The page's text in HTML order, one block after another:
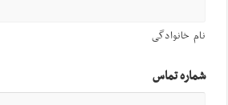
نام خانوادگی
شماره تماس